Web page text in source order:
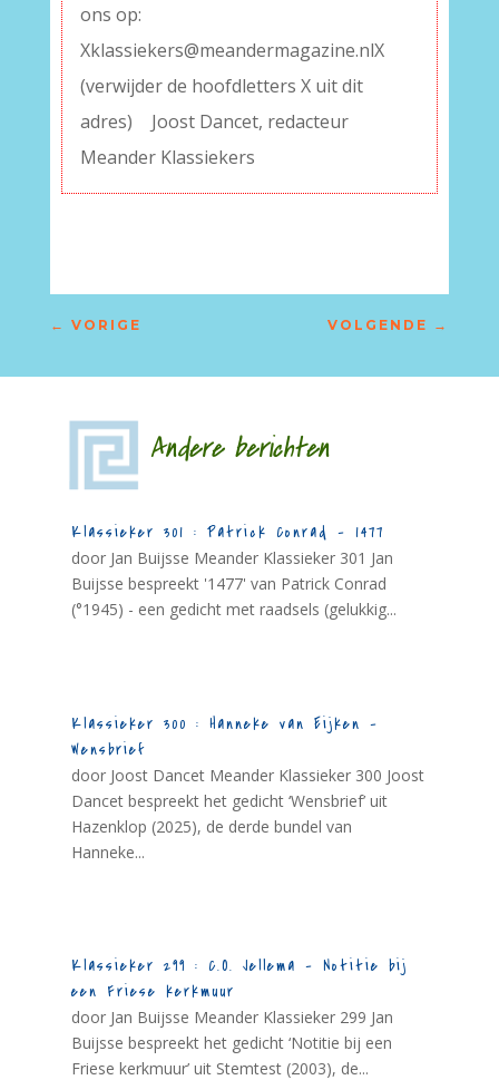
ons op:
Xklassiekers@meandermagazine.nlX
(verwijder de hoofdletters X uit dit
adres)
Joost Dancet, redacteur
Meander Klassiekers
← VORIGE VOLGENDE →
Andere berichten
Klassieker 301 : Patrick Conrad – 1477
door Jan Buijsse Meander Klassieker 301 Jan
Buijsse bespreekt '1477' van Patrick Conrad
(°1945) - een gedicht met raadsels (gelukkig...
Klassieker 300 : Hanneke van Eijken –
Wensbrief
door Joost Dancet Meander Klassieker 300 Joost
Dancet bespreekt het gedicht ‘Wensbrief’ uit
Hazenklop (2025), de derde bundel van
Hanneke...
Klassieker 299 : C.O. Jellema – Notitie bij
een Friese kerkmuur
door Jan Buijsse Meander Klassieker 299 Jan
Buijsse bespreekt het gedicht ‘Notitie bij een
Friese kerkmuur’ uit Stemtest (2003), de...